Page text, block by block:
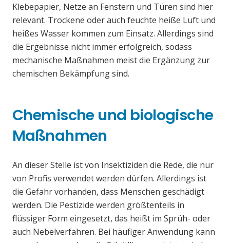
Klebepapier, Netze an Fenstern und Türen sind hier
relevant. Trockene oder auch feuchte heiße Luft und
heißes Wasser kommen zum Einsatz. Allerdings sind
die Ergebnisse nicht immer erfolgreich, sodass
mechanische Maßnahmen meist die Ergänzung zur
chemischen Bekämpfung sind.
Chemische und biologische
Maßnahmen
An dieser Stelle ist von Insektiziden die Rede, die nur
von Profis verwendet werden dürfen. Allerdings ist
die Gefahr vorhanden, dass Menschen geschädigt
werden. Die Pestizide werden größtenteils in
flüssiger Form eingesetzt, das heißt im Sprüh- oder
auch Nebelverfahren. Bei häufiger Anwendung kann